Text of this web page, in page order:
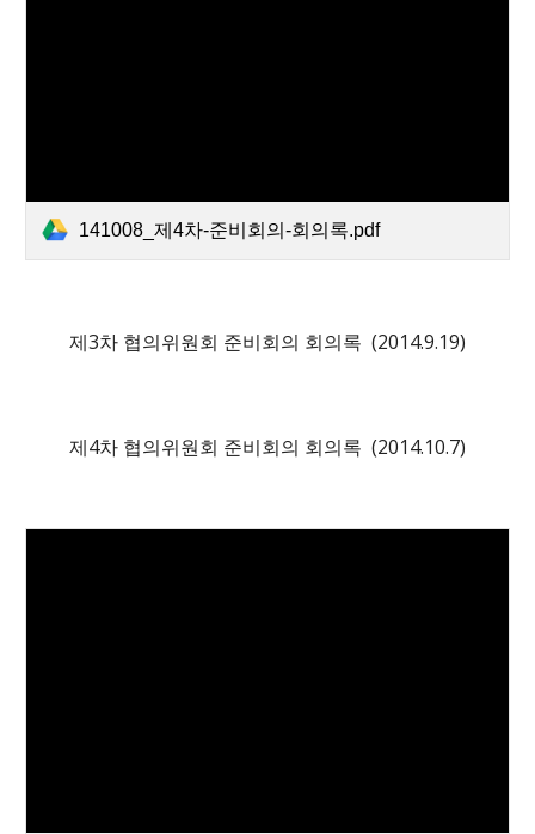
141008_제4차-준비회의-회의록.pdf
제3차 협의위원회 준비회의 회의록 (2014.9.19)
제4차 협의위원회 준비회의 회의록 (2014.10.7)